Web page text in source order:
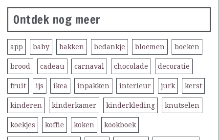
Ontdek nog meer
app baby bakken bedankje bloemen boeken
brood cadeau carnaval chocolade decoratie
fruit ijs ikea inpakken interieur jurk kerst
kinderen kinderkamer kinderkleding knutselen
koekjes koffie koken kookboek